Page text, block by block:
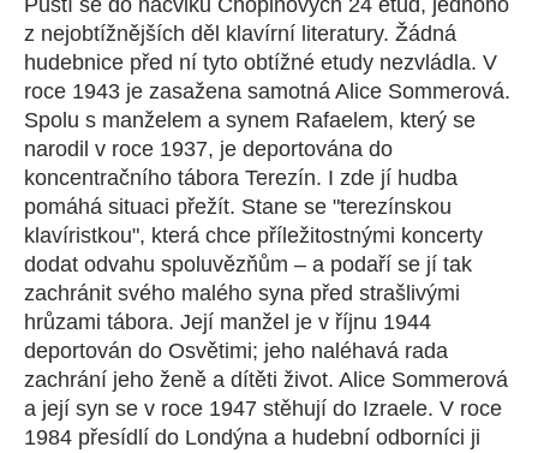
Pustí se do nácviku Chopinových 24 etud, jednoho
z nejobtížnějších děl klavírní literatury. Žádná
hudebnice před ní tyto obtížné etudy nezvládla. V
roce 1943 je zasažena samotná Alice Sommerová.
Spolu s manželem a synem Rafaelem, který se
narodil v roce 1937, je deportována do
koncentračního tábora Terezín. I zde jí hudba
pomáhá situaci přežít. Stane se "terezínskou
klavíristkou", která chce příležitostnými koncerty
dodat odvahu spoluvězňům – a podaří se jí tak
zachránit svého malého syna před strašlivými
hrůzami tábora. Její manžel je v říjnu 1944
deportován do Osvětimi; jeho naléhavá rada
zachrání jeho ženě a dítěti život. Alice Sommerová
a její syn se v roce 1947 stěhují do Izraele. V roce
1984 přesídlí do Londýna a hudební odborníci ji